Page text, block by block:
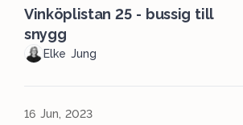
Vinköplistan 25 - bussig till
snygg
Elke Jung
16 Jun, 2023